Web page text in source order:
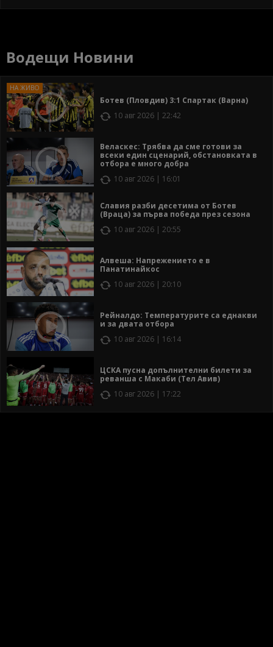
Водещи Новини
Ботев (Пловдив) 3:1 Спартак (Варна)
10 авг 2026 | 22:42
Веласкес: Трябва да сме готови за
всеки един сценарий, обстановката в
отбора е много добра
10 авг 2026 | 16:01
Славия разби десетима от Ботев
(Враца) за първа победа през сезона
10 авг 2026 | 20:55
Алвеша: Напрежението е в
Панатинайкос
10 авг 2026 | 20:10
Рейналдо: Температурите са еднакви
и за двата отбора
10 авг 2026 | 16:14
ЦСКА пусна допълнителни билети за
реванша с Макаби (Тел Авив)
10 авг 2026 | 17:22